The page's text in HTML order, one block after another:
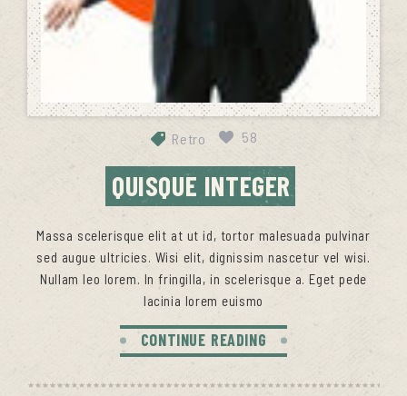
Retro 58
QUISQUE INTEGER
Massa scelerisque elit at ut id, tortor malesuada pulvinar
sed augue ultricies. Wisi elit, dignissim nascetur vel wisi.
Nullam leo lorem. In fringilla, in scelerisque a. Eget pede
lacinia lorem euismo
CONTINUE READING